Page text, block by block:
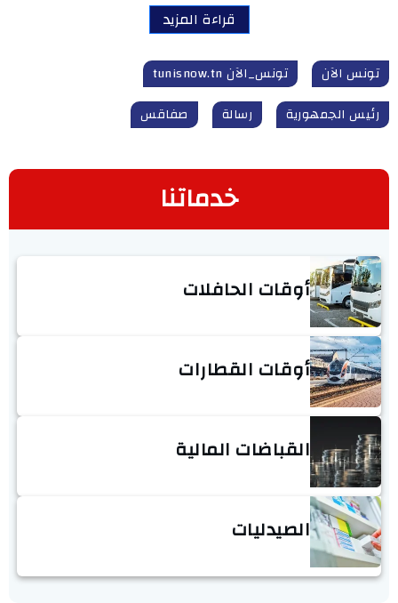
قراءة المزيد
تونس الآن
تونس_الآن tunisnow.tn
رئيس الجمهورية
رسالة صفاقس
خدماتنا
أوقات الحافلات
أوقات القطارات
القباضات المالية
الصيدليات